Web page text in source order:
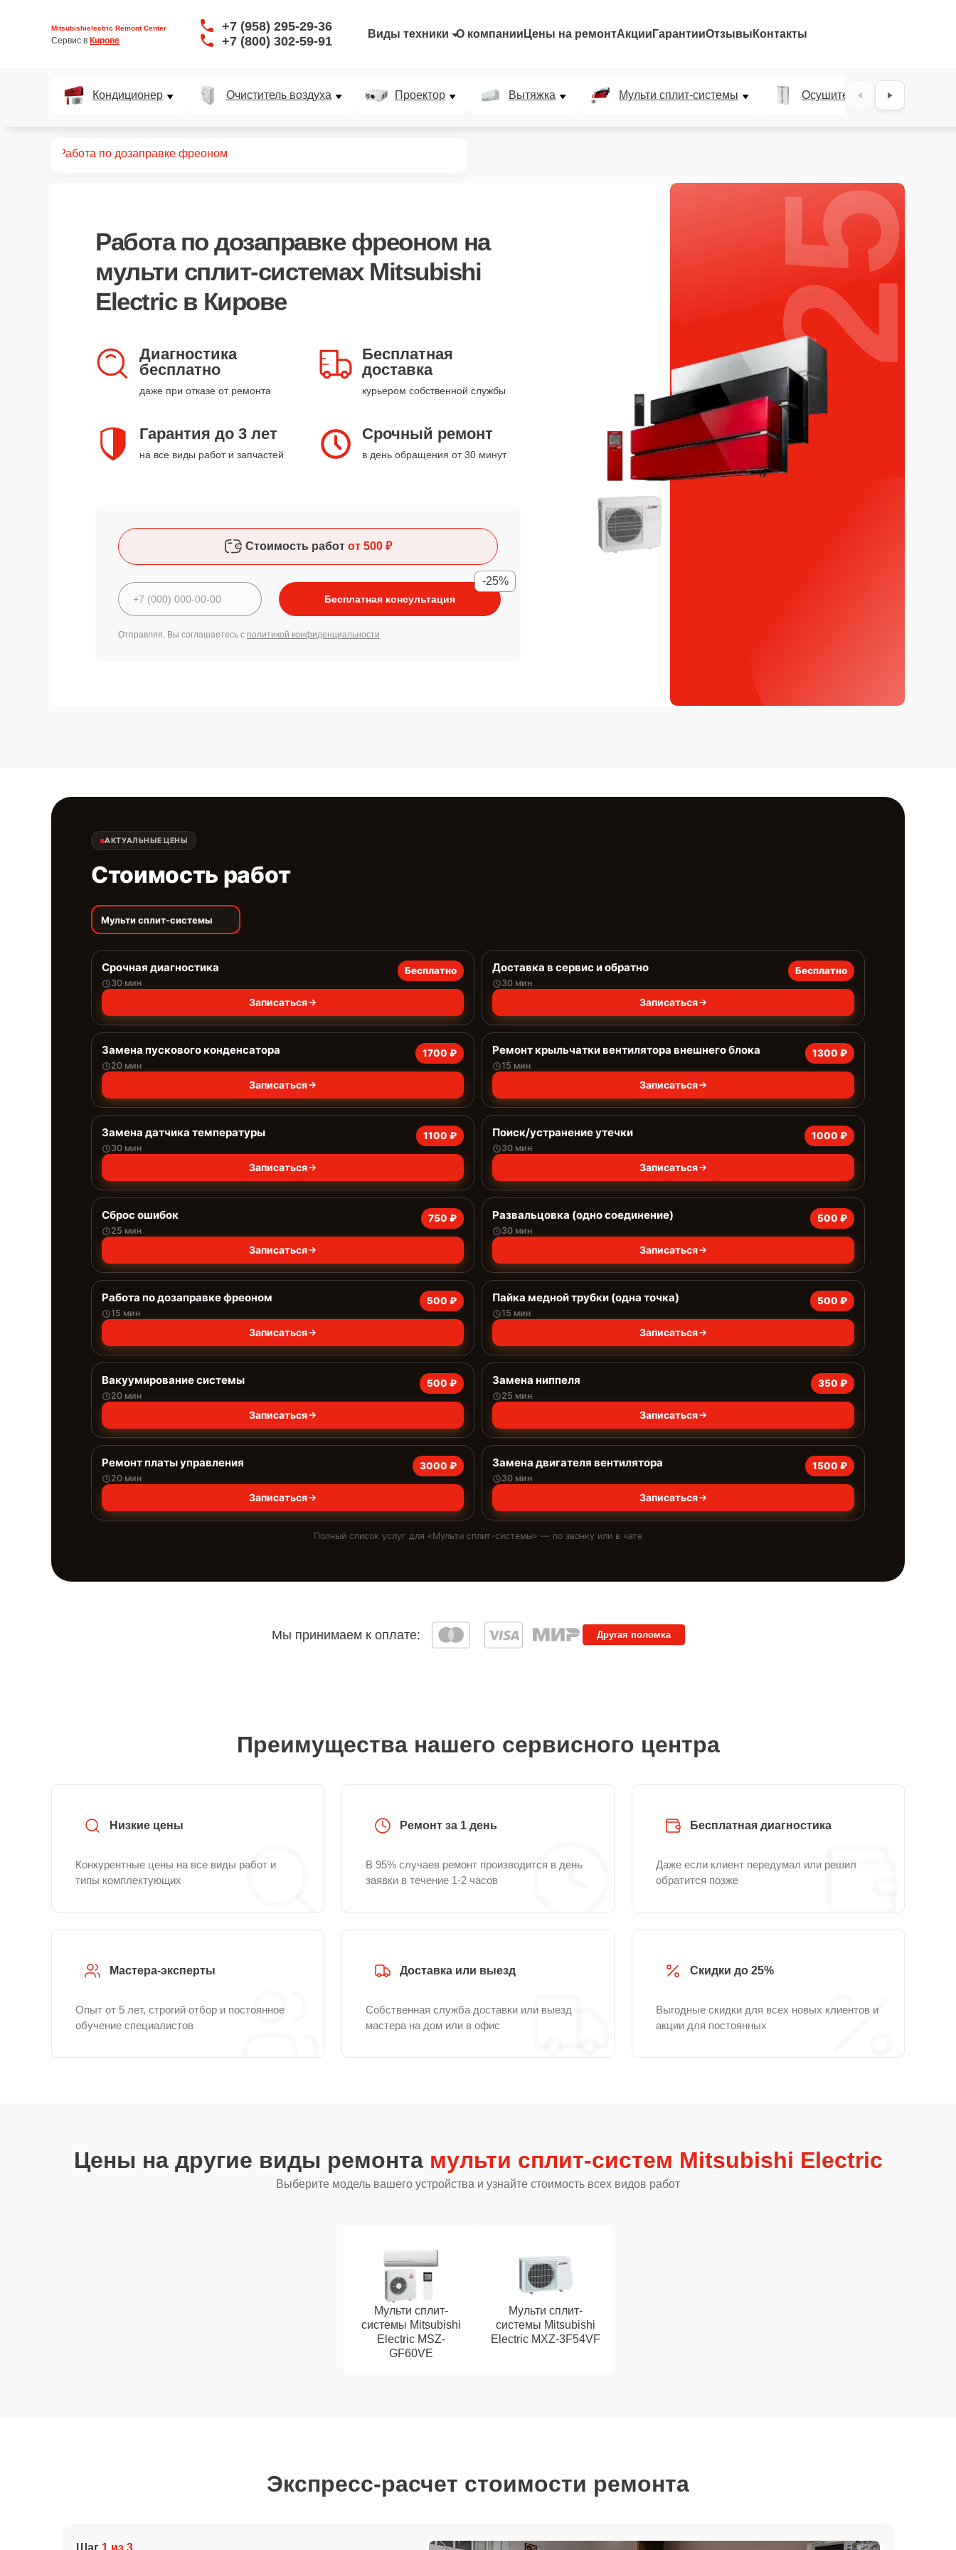
Mitsubishielectric Remont Center
Сервис в Кирове
+7 (958) 295-29-36
+7 (800) 302-59-91
Виды техники О компании Цены на ремонтАкции ГарантииОтзывы Контакты
Кондиционер Очиститель воздуха Проектор Вытяжка Мульти сплит-системы Осушители воздуха
Работа по дозаправке фреоном
Работа по дозаправке фреоном на
мульти сплит-системах Mitsubishi
Electric в Кирове
Диагностика
бесплатно
даже при отказе от ремонта
Бесплатная
доставка
курьером собственной службы
Гарантия до 3 лет
на все виды работ и запчастей
Срочный ремонт
в день обращения от 30 минут
Стоимость работ от 500 ₽
Бесплатная консультация
-25%
Отправляя, Вы соглашаетесь с политикой конфиденциальности
25%
АКТУАЛЬНЫЕ ЦЕНЫ
Стоимость работ
Мульти сплит-системы
Срочная диагностика
30 мин
Бесплатно
Записаться
Доставка в сервис и обратно
30 мин
Бесплатно
Записаться
Замена пускового конденсатора
20 мин
1700 ₽
Записаться
Ремонт крыльчатки вентилятора внешнего блока
15 мин
1300 ₽
Записаться
Замена датчика температуры
30 мин
1100 ₽
Записаться
Поиск/устранение утечки
30 мин
1000 ₽
Записаться
Сброс ошибок
25 мин
750 ₽
Записаться
Развальцовка (одно соединение)
30 мин
500 ₽
Записаться
Работа по дозаправке фреоном
15 мин
500 ₽
Записаться
Пайка медной трубки (одна точка)
15 мин
500 ₽
Записаться
Вакуумирование системы
20 мин
500 ₽
Записаться
Замена ниппеля
25 мин
350 ₽
Записаться
Ремонт платы управления
20 мин
3000 ₽
Записаться
Замена двигателя вентилятора
30 мин
1500 ₽
Записаться
Полный список услуг для «Мульти сплит-системы» — по звонку или в чате
Мы принимаем к оплате: Другая поломка
Преимущества нашего сервисного центра
Низкие цены
Конкурентные цены на все виды работ и
типы комплектующих
Ремонт за 1 день
В 95% случаев ремонт производится в день
заявки в течение 1-2 часов
Бесплатная диагностика
Даже если клиент передумал или решил
обратится позже
Мастера-эксперты
Опыт от 5 лет, строгий отбор и постоянное
обучение специалистов
Доставка или выезд
Собственная служба доставки или выезд
мастера на дом или в офис
Скидки до 25%
Выгодные скидки для всех новых клиентов и
акции для постоянных
Цены на другие виды ремонта мульти сплит-систем Mitsubishi Electric
Выберите модель вашего устройства и узнайте стоимость всех видов работ
Мульти сплит-
системы Mitsubishi
Electric MSZ-
GF60VE
Мульти сплит-
системы Mitsubishi
Electric MXZ-3F54VF
Экспресс-расчет стоимости ремонта
Шаг 1 из 3